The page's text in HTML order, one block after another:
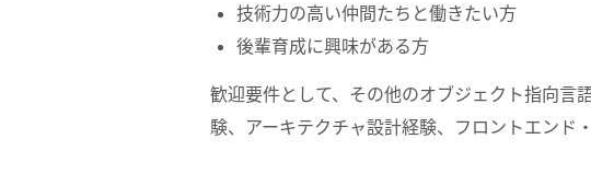
技術力の高い仲間たちと働きたい方
後輩育成に興味がある方
歓迎要件として、その他のオブジェクト指向言
験、アーキテクチャ設計経験、フロントエンド